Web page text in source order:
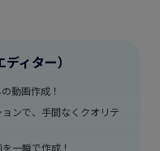
ィター）
動画作成！
ンで、手間なくクオリテ
一瞬で作成！